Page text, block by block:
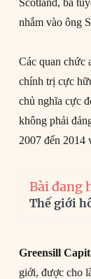
Scotland, bà
nhắm vào ông
Các quan chức
chính trị cực
chủ nghĩa cực
không phải
2007 đến 2014
Bài đang
Thế giới
Greensill
giới, được cho